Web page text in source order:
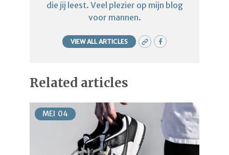
die jij leest. Veel plezier op mijn blog
voor mannen.
VIEW ALL ARTICLES
Related articles
MEI 04